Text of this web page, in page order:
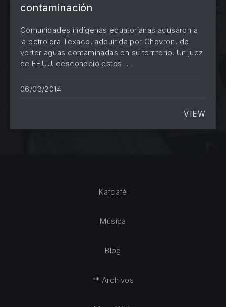
contaminación
Comunidades indígenas ecuatorianas acusaron a
la petrolera Texaco, adquirida por Chevron, de
verter aguas contaminadas en su territorio. Un juez
de EE.UU. desconoció estos …
06/03/2014
VIEWJUEZ
Kafcafé
Música
Blog
** Archivos
PREVIOUS